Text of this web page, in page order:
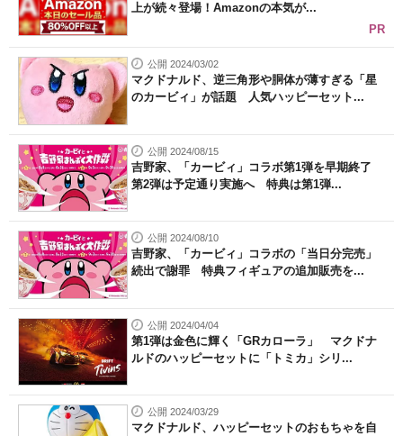
上が続々登場！Amazonの本気が...
PR
公開 2024/03/02
マクドナルド、逆三角形や胴体が薄すぎる「星
のカービィ」が話題 人気ハッピーセット...
公開 2024/08/15
吉野家、「カービィ」コラボ第1弾を早期終了
第2弾は予定通り実施へ 特典は第1弾...
公開 2024/08/10
吉野家、「カービィ」コラボの「当日分完売」
続出で謝罪 特典フィギュアの追加販売を...
公開 2024/04/04
第1弾は金色に輝く「GRカローラ」 マクドナ
ルドのハッピーセットに「トミカ」シリ...
公開 2024/03/29
マクドナルド、ハッピーセットのおもちゃを自